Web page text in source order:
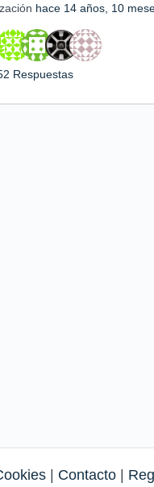
hace 14 años, 10
Respuestas
Contacto